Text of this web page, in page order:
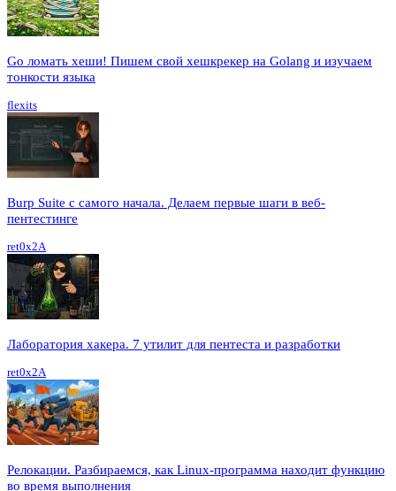
Go ломать хеши! Пишем свой хешкрекер на Golang и изучаем
тонкости языка
flexits
Burp Suite с самого начала. Делаем первые шаги в веб-
пентестинге
ret0x2A
Лаборатория хакера. 7 утилит для пентеста и разработки
ret0x2A
Релокации. Разбираемся, как Linux-программа находит функцию
во время выполнения